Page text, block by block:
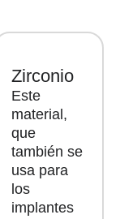
Zirconio
Este
material,
que
también se
usa para
los
implantes